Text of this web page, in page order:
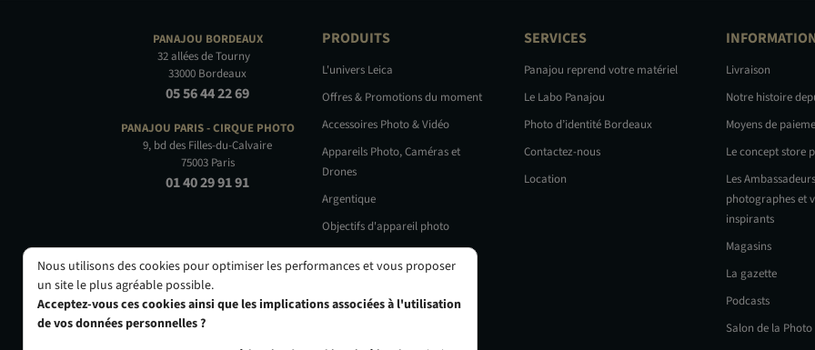
PANAJOU BORDEAUX
32 allées de Tourny
33000 Bordeaux
05 56 44 22 69
PANAJOU PARIS -CIRQUE PHOTO
9, bd des Filles-du-Calvaire
75003 Paris
01 40 29 91 91
PRODUITS
L'univers Leica
Offres & Promotions du moment
Accessoires Photo & Vidéo
Appareils Photo, Caméras et
Drones
Argentique
Objectifs d'appareil photo
Occasions
SERVICES
Panajou reprend votre matériel
Le Labo Panajou
Photo d’identité Bordeaux
Contactez-nous
Location
Livraison
Notre histoire
Moyens de
Le concept store
Les
photographes et
inspirants
Magasins
La gazette
Podcasts
Salon de la Photo
Nous utilisons des cookies pour optimiser les performances et vous proposer
un site le plus agréable possible.
Acceptez-vous ces cookies ainsi que les implications associées à l'utilisation
de vos données personnelles ?